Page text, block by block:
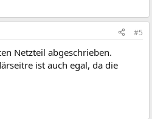
#5
Netzteil abgeschrieben.
ist auch egal, da die